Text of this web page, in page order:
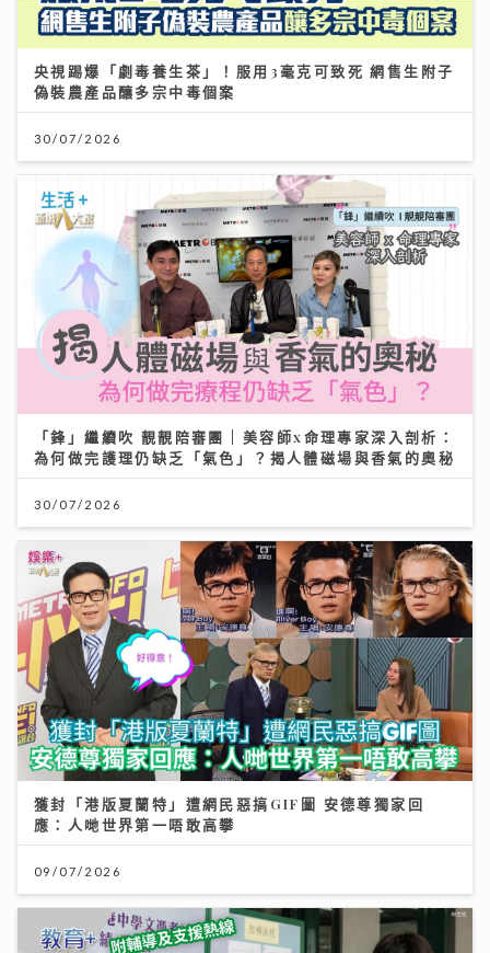
央視踢爆「劇毒養生茶」！服用3毫克可致死 網售生附子
偽裝農產品釀多宗中毒個案
30/07/2026
「鋒」繼續吹 靚靚陪審團 | 美容師x命理專家深入剖析：
為何做完護理仍缺乏「氣色」？揭人體磁場與香氣的奧秘
30/07/2026
獲封「港版夏蘭特」遭網民惡搞GIF圖 安德尊獨家回
應：人哋世界第一唔敢高攀
09/07/2026